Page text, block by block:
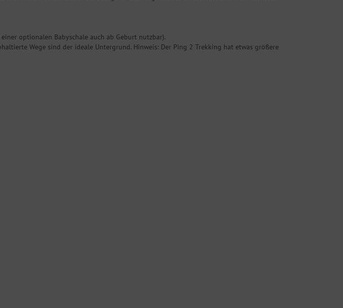
optionalen Babyschale auch ab Geburt nutzbar).
Wege sind der ideale Untergrund. Hinweis: Der Ping 2 Trekking hat etwas größere